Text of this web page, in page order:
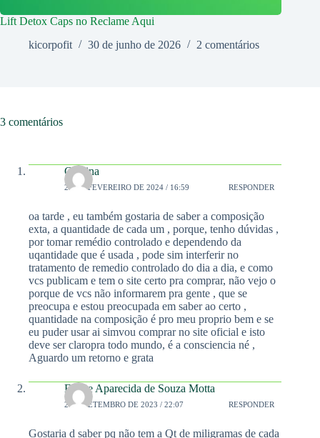
Lift Detox Caps no Reclame Aqui
kicorpofit
30 de junho de 2026 2 comentários
3 comentários
Cristina
23 DE FEVEREIRO DE 2024 / 16:59 RESPONDER
oa tarde , eu também gostaria de saber a composição
exta, a quantidade de cada um , porque, tenho dúvidas ,
por tomar remédio controlado e dependendo da
uqantidade que é usada , pode sim interferir no
tratamento de remedio controlado do dia a dia, e como
vcs publicam e tem o site certo pra comprar, não vejo o
porque de vcs não informarem pra gente , que se
preocupa e estou preocupada em saber ao certo ,
quantidade na composição é pro meu proprio bem e se
eu puder usar ai simvou comprar no site oficial e isto
deve ser claropra todo mundo, é a consciencia né ,
Aguardo um retorno e grata
Elaine Aparecida de Souza Motta
2 DE SETEMBRO DE 2023 / 22:07 RESPONDER
Gostaria d saber pq não tem a Qt de miligramas de cada